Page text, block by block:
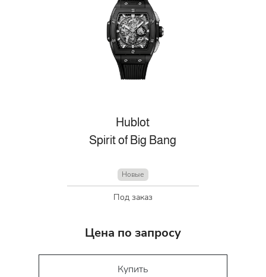
Hublot
Spirit of Big Bang
Новые
Под заказ
Цена по запросу
Купить